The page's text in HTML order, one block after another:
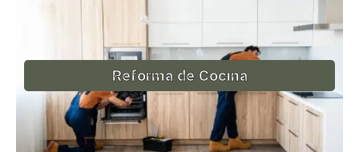
Reforma de Cocina